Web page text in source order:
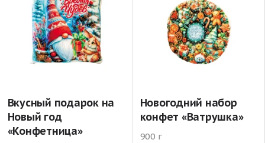
Вкусный подарок на
Новый год
«Конфетница»
Новогодний набор
конфет «Ватрушка»
900 г